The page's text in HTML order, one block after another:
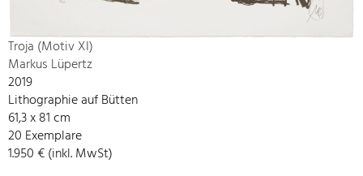
Troja (Motiv XI)
Markus Lüpertz
2019
Lithographie auf Bütten
61,3 x 81 cm
20 Exemplare
1.950 € (inkl. MwSt)